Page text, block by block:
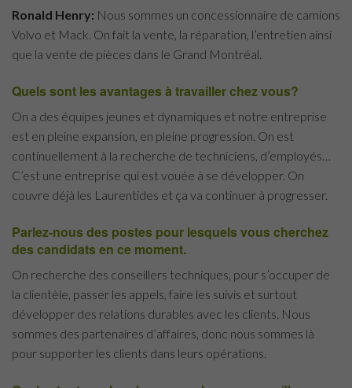
Ronald Henry: Nous sommes un concessionnaire de camions
Volvo et Mack. On fait la vente, la réparation, l’entretien ainsi
que la vente de pièces dans le Grand Montréal.
Quels sont les avantages à travailler chez vous?
On a des équipes jeunes et dynamiques et notre entreprise
est en pleine expansion, en pleine progression. On est
continuellement à la recherche de techniciens, d’employés…
C’est une entreprise qui est vouée à se développer. On
couvre déjà les Laurentides et ça va continuer à progresser.
Parlez-nous des postes pour lesquels vous cherchez
des candidats en ce moment.
On recherche des conseillers techniques, pour s’occuper de
la clientèle, passer les appels, faire les suivis et surtout
développer des relations durables avec les clients. Nous
sommes des partenaires d’affaires, donc nous sommes là
pour supporter les clients dans leurs opérations.